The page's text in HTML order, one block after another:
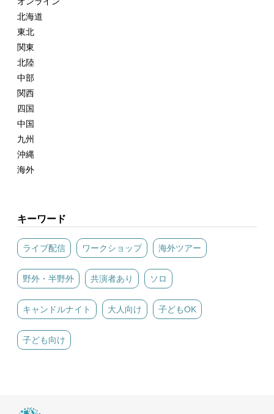
北海道
東北
関東
北陸
中部
関西
四国
中国
九州
沖縄
海外
キーワード
ライブ配信 ワークショップ 海外ツアー
野外・半野外 共演者あり ソロ
キャンドルナイト 大人向け 子どもOK
子ども向け